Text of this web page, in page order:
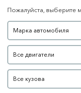
Пожалуйста, выберите
Марка автомобиля
Марка автомобиля
Двигатель
Все двигатели
Кузов
Все кузова